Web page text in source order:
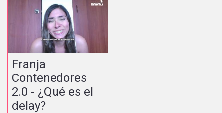
Franja
Contenedores
2.0 - ¿Qué es el
delay?